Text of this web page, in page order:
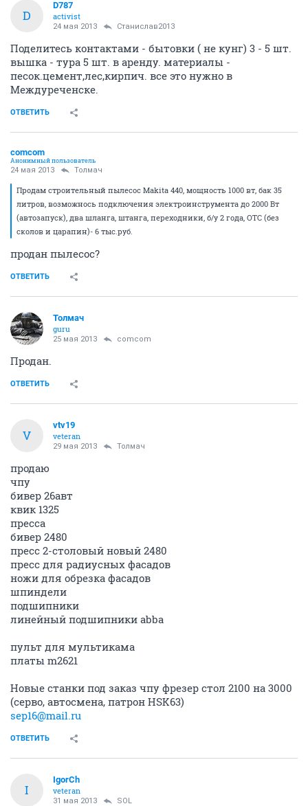
D
D787
activist
24 мая 2013 Станислав2013
Поделитесь контактами - бытовки ( не кунг) 3 - 5 шт.
вышка - тура 5 шт. в аренду. материалы -
песок.цемент,лес,кирпич. все это нужно в
Междуреченске.
ОТВЕТИТЬ
comcom
Анонимный пользователь
24 мая 2013 Толмач
Продам строительный пылесос Makita 440, мощность 1000 вт, бак 35
литров, возможнось подключения электроинструмента до 2000 Вт
(автозапуск), два шланга, штанга, переходники, б/у 2 года, ОТС (без
сколов и царапин)- 6 тыс.руб.
продан пылесос?
ОТВЕТИТЬ
Толмач
guru
25 мая 2013 comcom
Продан.
ОТВЕТИТЬ
V
vtv19
veteran
29 мая 2013 Толмач
продаю
чпу
бивер 26авт
квик 1325
пресса
бивер 2480
пресс 2-столовый новый 2480
пресс для радиусных фасадов
ножи для обрезка фасадов
шпиндели
подшипники
линейный подшипники abba
пульт для мультикама
платы m2621
Новые станки под заказ чпу фрезер стол 2100 на 3000
(серво, автосмена, патрон HSK63)
sep16@mail.ru
ОТВЕТИТЬ
I
IgorCh
veteran
31 мая 2013 SOL